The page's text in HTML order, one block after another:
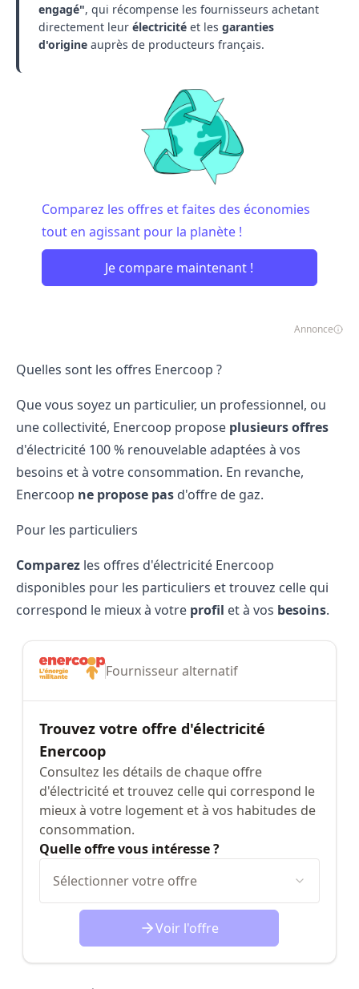
engagé", qui récompense les fournisseurs achetant
directement leur électricité et les garanties
d'origine auprès de producteurs français.
Comparez les offres et faites des économies
tout en agissant pour la planète !
Je compare maintenant !
Annonce
Quelles sont les offres Enercoop ?
Que vous soyez un particulier, un professionnel, ou
une collectivité, Enercoop propose plusieurs offres
d'électricité 100 % renouvelable adaptées à vos
besoins et à votre consommation. En revanche,
Enercoop ne propose pas d'offre de gaz.
Pour les particuliers
Comparez les offres d'électricité Enercoop
disponibles pour les particuliers et trouvez celle qui
correspond le mieux à votre profil et à vos besoins.
Fournisseur alternatif
Trouvez votre offre d'électricité
Enercoop
Consultez les détails de chaque offre
d'électricité et trouvez celle qui correspond le
mieux à votre logement et à vos habitudes de
consommation.
Quelle offre vous intéresse ?
Sélectionner votre offre
Voir l'offre